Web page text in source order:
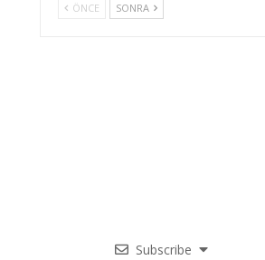
ÖNCE SONRA
Subscribe